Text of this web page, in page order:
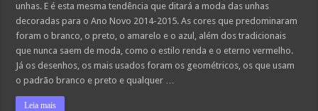
unhas. E é esta mesma tendência que ditará a moda das unhas
decoradas para o Ano Novo 2014-2015. As cores que predominaram
foram o branco, o preto, o amarelo e o azul, além dos tradicionais
que nunca saem de moda, como o estilo renda e o eterno vermelho.
Já os desenhos, os mais usados foram os geométricos, os que usam
o padrão branco e preto e qualquer …
Leia mais